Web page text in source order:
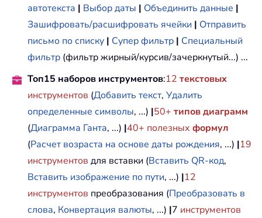
автотекста | Выбор даты | Объединить данные |
Зашифровать/расшифровать ячейки | Отправить
письмо по списку | Супер фильтр | Специальный
фильтр (фильтр жирный/курсив/зачеркнутый...) ...
Топ15 наборов инструментов:12 текстовых
инструментов (Добавить текст, Удалить
определенные символы, ...) |50+ типов диаграмм
(Диаграмма Ганта, ...) |40+ полезных формул
(Расчет возраста на основе даты рождения, ...) |19
инструментов для вставки (Вставить QR-код,
Вставить изображение по пути, ...) |12
инструментов преобразования (Преобразовать в
слова, Конвертация валюты, ...) |7 инструментов